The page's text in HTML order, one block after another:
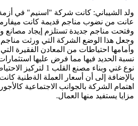
ولد الشيباني: كانت شركة "اسنيم" في
عانت من نضوب مناجم قديمة كانت ميفارما
وفتحت مناجم جديدة تستلزم إيجاد مصانع
وجعل هذا الوضع الشركة التي ورثت
وأمامها احتياطات من المعادن الفقيرة
نسبة الحديد فيها مما فرض عليها
نوع غني وبناء مصنع
بالإضافة إلى أن أسعار العملة الةطنية
اهتمام الشركة بالجوانب الاجتماعية
مزايا يستفيد منها العمال.